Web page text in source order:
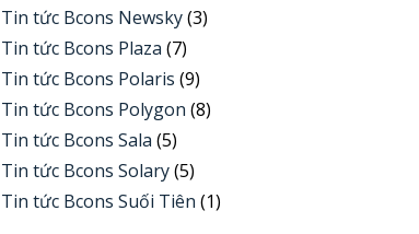
Tin tức Bcons Newsky(3)
Tin tức Bcons Plaza (7)
Tin tức Bcons Polaris (9)
Tin tức Bcons Polygon (8)
Tin tức Bcons Sala (5)
Tin tức Bcons Solary(5)
Tin tức Bcons Suối Tiên (1)